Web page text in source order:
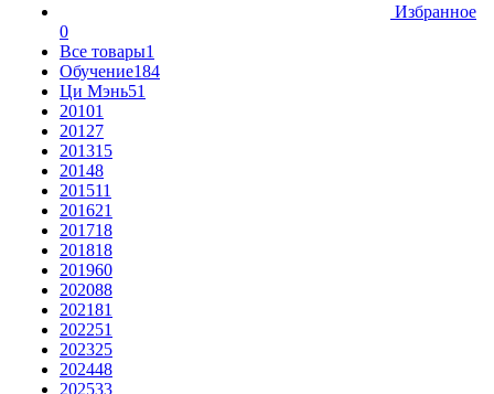
Избранное
0
Все товары1
Обучение184
Ци Мэнь51
20101
20127
201315
20148
201511
201621
201718
201818
201960
202088
202181
202251
202325
202448
202533